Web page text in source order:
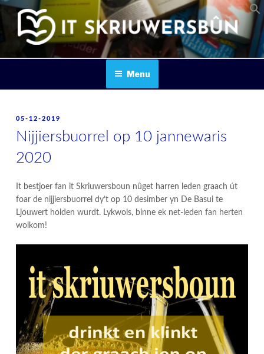
Skip
content
IT SKRIUWERSBOUN
Menu
POSTED
05-12-2019
Nijjiersbuorrel op 10 jannewaris
2020
It bestjoer fan it Skriuwersboun nûget harren leden graach út
foar de nijjiersbuorrel dy’t op 10 desimber yn De Basui te
Ljouwert holden wurdt. Lykwols, binne ek net-leden fan herten
wolkom!